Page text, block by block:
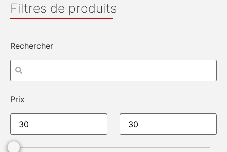
Filtres de produits
Rechercher
Prix